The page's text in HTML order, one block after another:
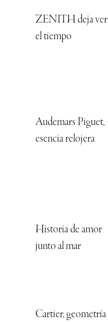
ZENITH deja ver
el tiempo
Audemars Piguet,
esencia relojera
Historia de amor
junto al mar
Cartier, geometría